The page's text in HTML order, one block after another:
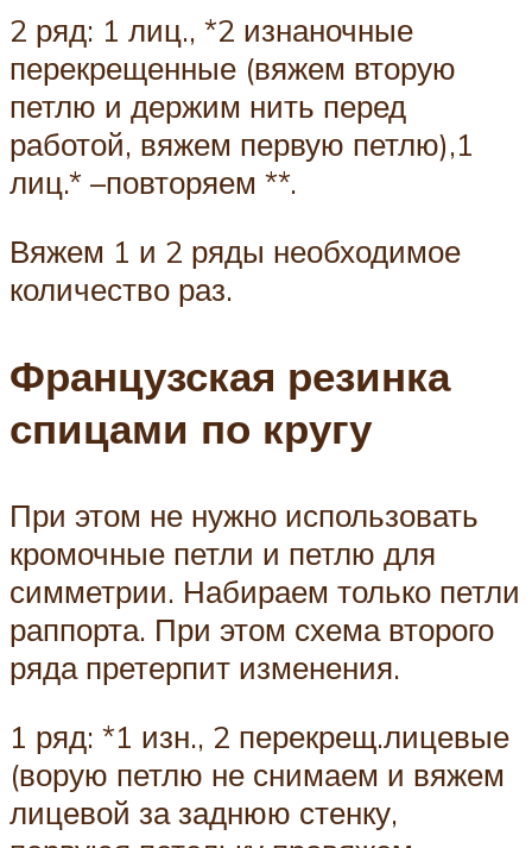
2 ряд: 1 лиц., *2 изнаночные
перекрещенные (вяжем вторую
петлю и держим нить перед
работой, вяжем первую петлю),1
лиц.* –повторяем **.
Вяжем 1 и 2 ряды необходимое
количество раз.
Французская резинка
спицами по кругу
При этом не нужно использовать
кромочные петли и петлю для
симметрии. Набираем только петли
раппорта. При этом схема второго
ряда претерпит изменения.
1 ряд: *1 изн., 2 перекрещ.лицевые
(ворую петлю не снимаем и вяжем
лицевой за заднюю стенку,